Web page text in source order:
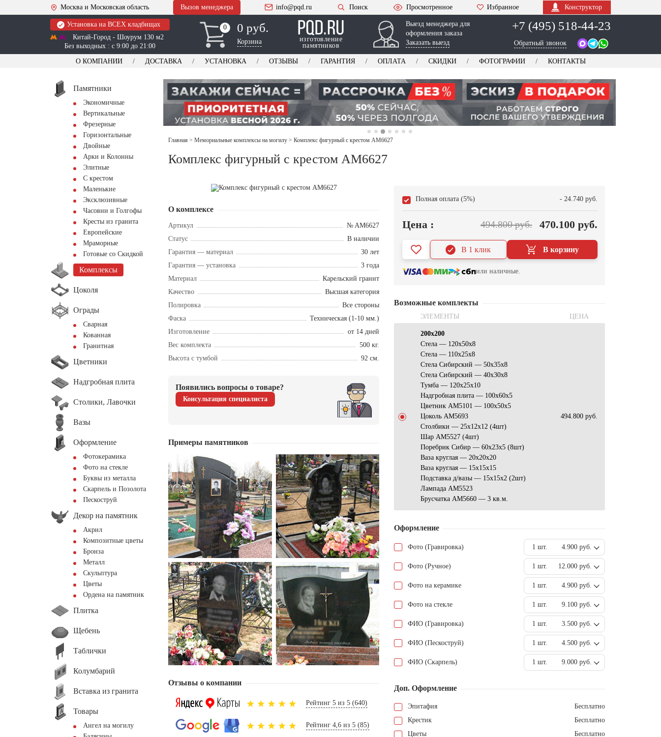
Москва и Московская область Вызов менеджера info@pqd.ru Поиск Просмотренное Избранное Конструктор
Установка на ВСЕХ кладбищах
Китай-Город - Шоурум 130 м2
Без выходных : с 9:00 до 21:00
0
0 0 руб.
Корзина
изготовление
памятников
Выезд менеджера для
оформления заказа
Заказать выезд
+7 (495) 518-44-23
Обратный звонок
О КОМПАНИИ ДОСТАВКА УСТАНОВКА ОТЗЫВЫ ГАРАНТИЯ ОПЛАТА СКИДКИ ФОТОГРАФИИ КОНТАКТЫ
Памятники
Экономичные
Вертикальные
Фрезерные
Горизонтальные
Двойные
Арки и Колонны
Элитные
С крестом
Маленькие
Эксклюзивные
Часовни и Голгофы
Кресты из гранита
Европейские
Мраморные
Готовые со Скидкой
Комплексы
Цоколя
Ограды
Сварная
Кованная
Гранитная
Цветники
Надгробная плита
Столики, Лавочки
Вазы
Оформление
Фотокерамика
Фото на стекле
Буквы из металла
Скарпель и Позолота
Пескоструй
Декор на памятник
Акрил
Композитные цветы
Бронза
Металл
Скульптура
Цветы
Ордена на памятник
Плитка
Щебень
Таблички
Колумбарий
Вставка из гранита
Товары
Ангел на могилу
Главная > Мемориальные комплексы на могилу > Комплекс фигурный с крестом AM6627
Комплекс фигурный с крестом AM6627
О комплексе
Артикул
№ AM6627
Статус
В наличии
Гарантия — материал
30 лет
Гарантия — установка
3 года
Материал
Карельский гранит
Качество
Высшая категория
Полировка
Все стороны
Фаска
Техническая (1-10 мм.)
Изготовление
от 14 дней
Вес комплекта
500 кг.
Высота с тумбой
92 см.
Появились вопросы о товаре?
Консультация специалиста
Примеры памятников
Отзывы о компании
Рейтинг 5 из 5 (640)
Рейтинг 4,6 из 5 (85)
Полная оплата (5%) - 24.740 руб.
Цена : 494.800 руб. 470.100 руб.
В корзину
В 1 клик
или наличные.
Возможные комплекты
ЭЛЕМЕНТЫ ЦЕНА
200х200
Стела — 120x50x8
Стела — 110x25x8
Стела Сибирский — 50x35x8
Стела Сибирский — 40x30x8
Тумба — 120x25x10
Надгробная плита — 100x60x5
Цветник АМ5101 — 100х50х5
Цоколь АМ5693
Столбики — 25x12x12 (4шт)
Шар AM5527 (4шт)
Поребрик Сибир — 60x23x5 (8шт)
Ваза круглая — 20x20x20
Ваза круглая — 15х15х15
Подставка д/вазы — 15х15х2 (2шт)
Лампада AM5523
Брусчатка AM5660 — 3 кв.м.
494.800 руб.
Оформление
Фото (Гравировка) 1 шт. 4.900 руб.
Фото (Ручное) 1 шт. 12.000 руб.
Фото на керамике 1 шт. 4.900 руб.
Фото на стекле 1 шт. 9.100 руб.
ФИО (Гравировка) 1 шт. 3.500 руб.
ФИО (Пескоструй) 1 шт. 4.500 руб.
ФИО (Скарпель) 1 шт. 9.000 руб.
Доп. Оформление
Эпитафия
Бесплатно
Крестик
Бесплатно
Цветы
Бесплатно